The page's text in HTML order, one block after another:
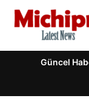
Güncel